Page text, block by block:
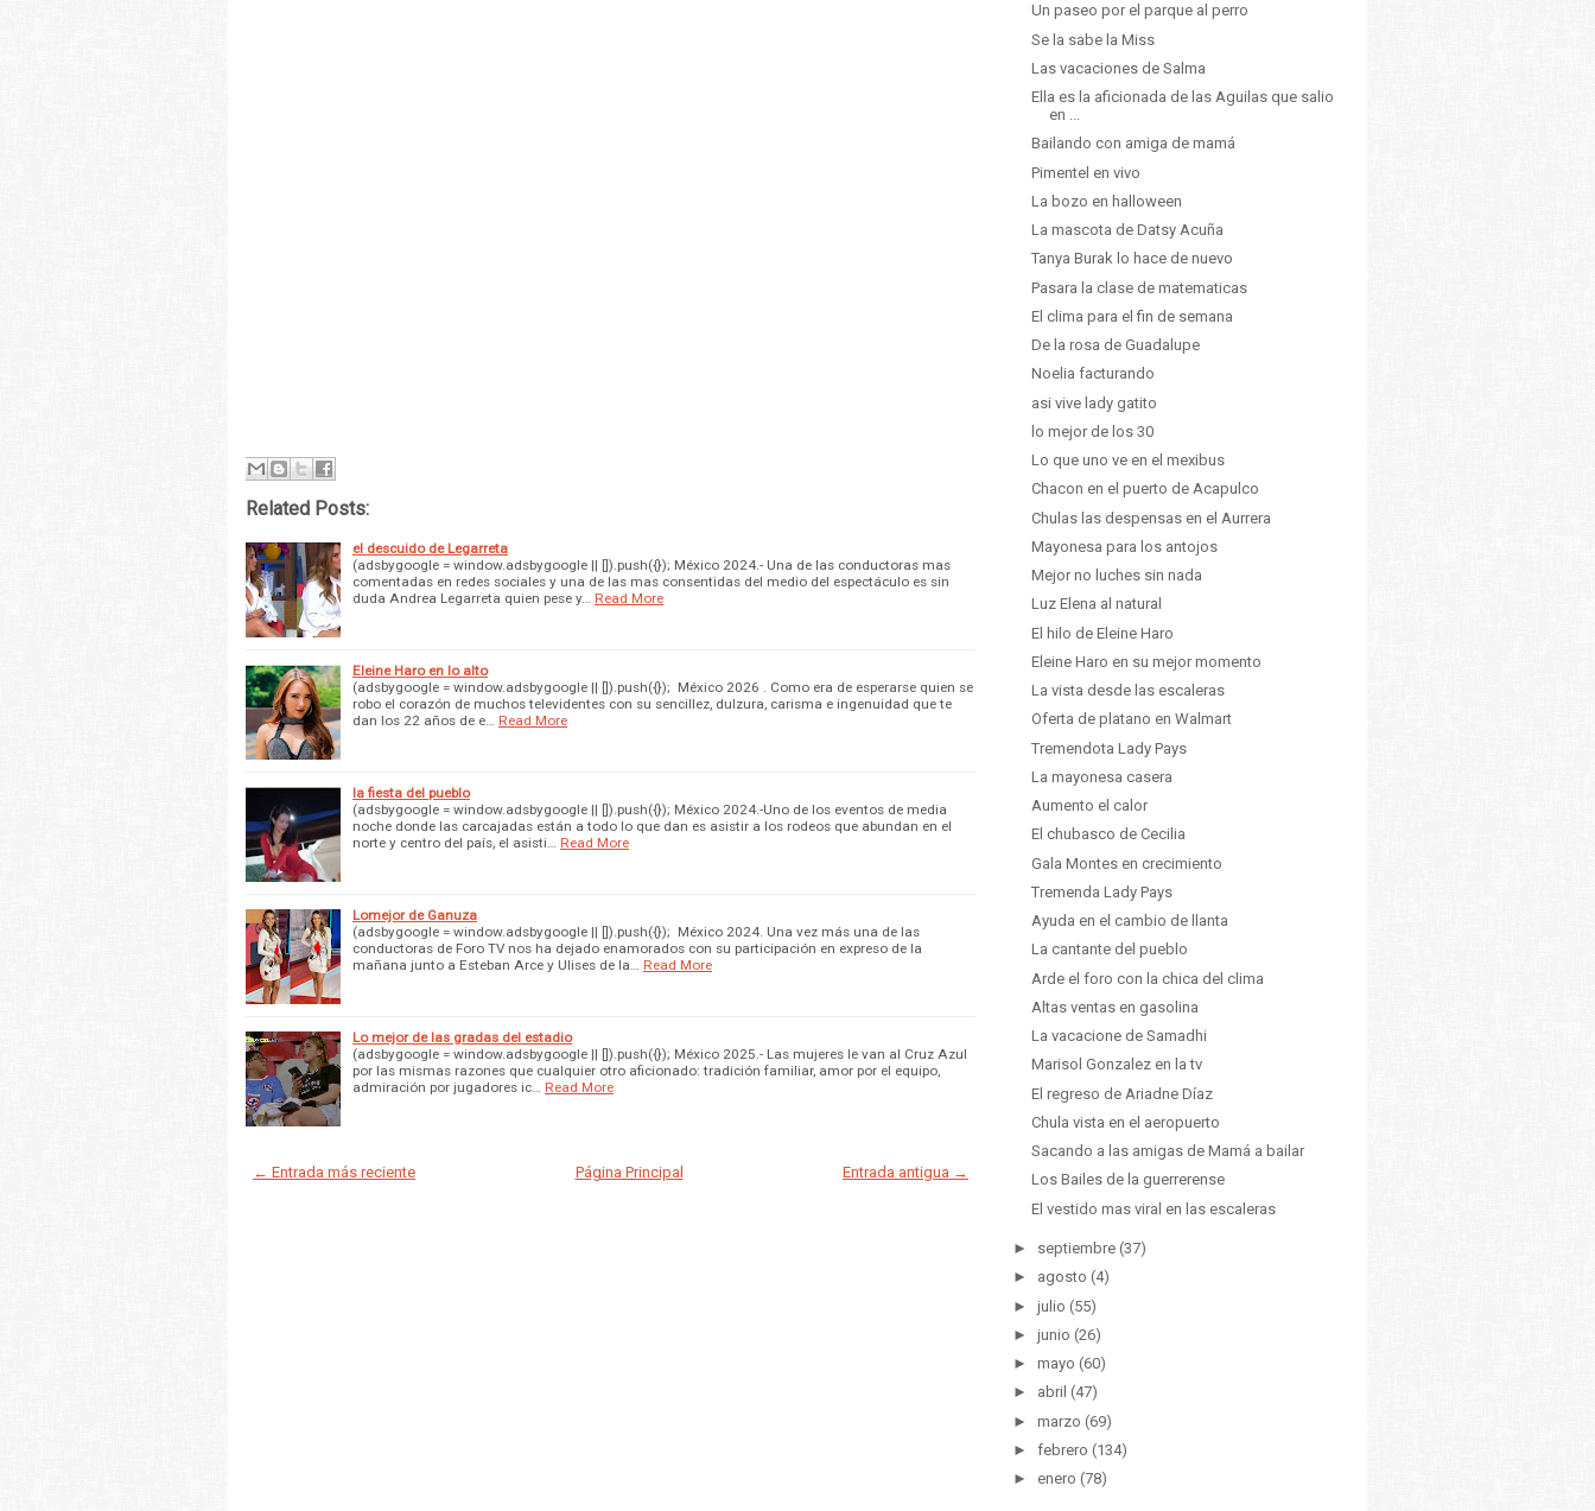
Related Posts:
el descuido de Legarreta
(adsbygoogle = window.adsbygoogle || []).push({}); México 2024.- Una de las conductoras mas
comentadas en redes sociales y una de las mas consentidas del medio del espectáculo es sin
duda Andrea Legarreta quien pese y…
Read More
Eleine Haro en lo alto
(adsbygoogle = window.adsbygoogle || []).push({}); México 2026 . Como era de esperarse quien se
robo el corazón de muchos televidentes con su sencillez, dulzura, carisma e ingenuidad que te
dan los 22 años de e…
Read More
la fiesta del pueblo
(adsbygoogle = window.adsbygoogle || []).push({}); México 2024.-Uno de los eventos de media
noche donde las carcajadas están a todo lo que dan es asistir a los rodeos que abundan en el
norte y centro del país, el asisti…
Read More
Lomejor de Ganuza
(adsbygoogle = window.adsbygoogle || []).push({}); México 2024. Una vez más una de las
conductoras de Foro TV nos ha dejado enamorados con su participación en expreso de la
mañana junto a Esteban Arce y Ulises de la…
Read More
Lo mejor de las gradas del estadio
(adsbygoogle = window.adsbygoogle || []).push({}); México 2025.- Las mujeres le van al Cruz Azul
por las mismas razones que cualquier otro aficionado: tradición familiar, amor por el equipo,
admiración por jugadores ic…
Read More
← Entrada más reciente Entrada antigua →
Página Principal
Un paseo por el parque al perro
Se la sabe la Miss
Las vacaciones de Salma
Ella es la aficionada de las Aguilas que salio
en ...
Bailando con amiga de mamá
Pimentel en vivo
La bozo en halloween
La mascota de Datsy Acuña
Tanya Burak lo hace de nuevo
Pasara la clase de matematicas
El clima para el fin de semana
De la rosa de Guadalupe
Noelia facturando
asi vive lady gatito
lo mejor de los 30
Lo que uno ve en el mexibus
Chacon en el puerto de Acapulco
Chulas las despensas en el Aurrera
Mayonesa para los antojos
Mejor no luches sin nada
Luz Elena al natural
El hilo de Eleine Haro
Eleine Haro en su mejor momento
La vista desde las escaleras
Oferta de platano en Walmart
Tremendota Lady Pays
La mayonesa casera
Aumento el calor
El chubasco de Cecilia
Gala Montes en crecimiento
Tremenda Lady Pays
Ayuda en el cambio de llanta
La cantante del pueblo
Arde el foro con la chica del clima
Altas ventas en gasolina
La vacacione de Samadhi
Marisol Gonzalez en la tv
El regreso de Ariadne Díaz
Chula vista en el aeropuerto
Sacando a las amigas de Mamá a bailar
Los Bailes de la guerrerense
El vestido mas viral en las escaleras
► septiembre (37)
► agosto (4)
► julio (55)
► junio (26)
► mayo (60)
► abril (47)
► marzo (69)
► febrero (134)
► enero (78)